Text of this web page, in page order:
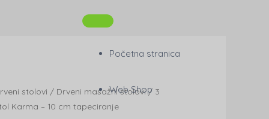
Početna stranica
Web Shop
stolovi / Drveni masažni stolovi/ 3
Karma – 10 cm tapeciranje